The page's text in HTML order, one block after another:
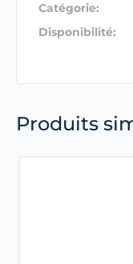
Catégorie:
Disponibilité:
Produits